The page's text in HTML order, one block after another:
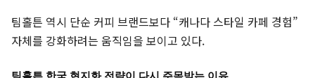
팀홀튼 역시 단순 커피 브랜드보다 “캐나다 스타일 카페 경험”
자체를 강화하려는 움직임을 보이고 있다.